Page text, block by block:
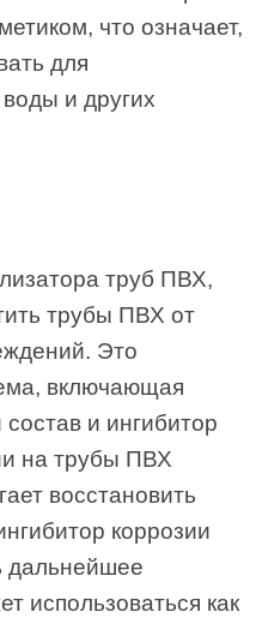
что означает,
для
и других
труб ПВХ,
трубы ПВХ от
Это
включающая
и ингибитор
на трубы ПВХ
восстановить
коррозии
дальнейшее
использоваться как